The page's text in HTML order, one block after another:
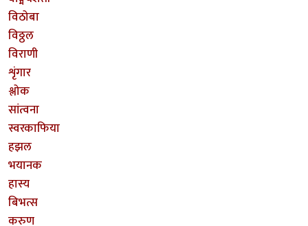
विठोबा
विठ्ठल
विराणी
शृंगार
श्लोक
सांत्वना
स्वरकाफिया
हझल
भयानक
हास्य
बिभत्स
करुण